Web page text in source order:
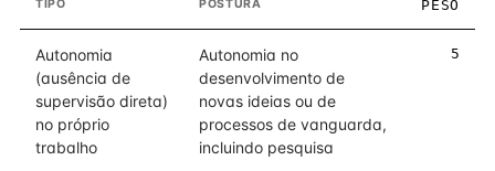
TIPO POSTURA PESO
Autonomia
(ausência de
supervisão direta)
no próprio
trabalho
Autonomia no
desenvolvimento de
novas ideias ou de
processos de vanguarda,
incluindo pesquisa
5